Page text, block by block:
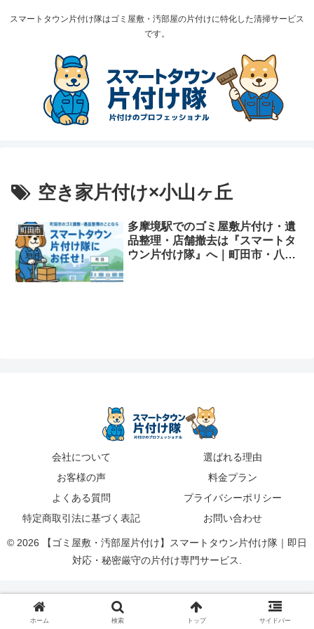
スマートタウン片付け隊はゴミ屋敷・汚部屋の片付けに特化した清掃サービス
です。
空き家片付け×小山ヶ丘
町田市
多摩境駅でのゴミ屋敷片付け・遺
品整理・店舗撤去は『スマートタ
ウン片付け隊』へ｜町田市・八王
会社について
選ばれる理由
お客様の声
料金プラン
よくある質問
プライバシーポリシー
特定商取引法に基づく表記
お問い合わせ
© 2026 【ゴミ屋敷・汚部屋片付け】スマートタウン片付け隊｜即日
対応・秘密厳守の片付け専門サービス.
ホーム 検索 トップ サイドバー